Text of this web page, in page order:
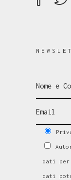
dati
dati